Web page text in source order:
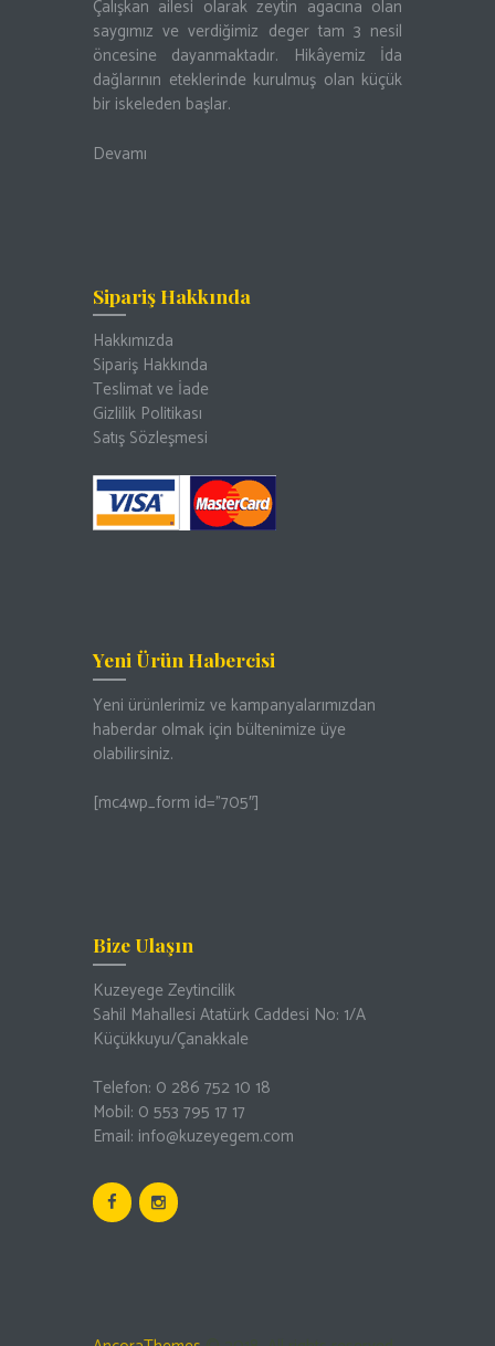
Çalışkan ailesi olarak zeytin agacına olan
saygımız ve verdiğimiz deger tam 3 nesil
öncesine dayanmaktadır. Hikâyemiz İda
dağlarının eteklerinde kurulmuş olan küçük
bir iskeleden başlar.
Devamı
Sipariş Hakkında
Hakkımızda
Sipariş Hakkında
Teslimat ve İade
Gizlilik Politikası
Satış Sözleşmesi
Yeni Ürün Habercisi
Yeni ürünlerimiz ve kampanyalarımızdan
haberdar olmak için bültenimize üye
olabilirsiniz.
[mc4wp_form id=”705″]
Bize Ulaşın
Kuzeyege Zeytincilik
Sahil Mahallesi Atatürk Caddesi No: 1/A
Küçükkuyu/Çanakkale
Telefon: 0 286 752 10 18
Mobil: 0 553 795 17 17
Email: info@kuzeyegem.com